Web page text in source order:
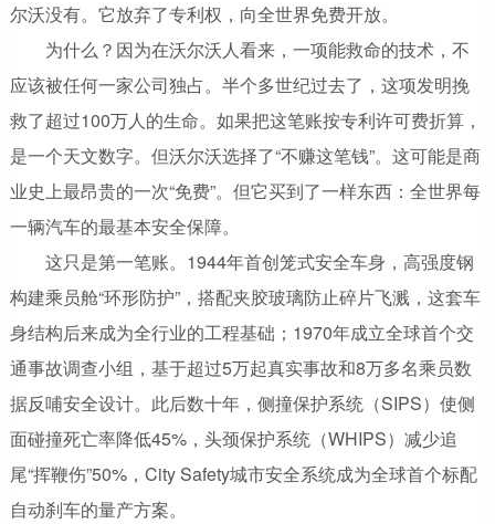
尔沃没有。它放弃了专利权，向全世界免费开放。
为什么？因为在沃尔沃人看来，一项能救命的技术，不
应该被任何一家公司独占。半个多世纪过去了，这项发明挽
救了超过100万人的生命。如果把这笔账按专利许可费折算，
是一个天文数字。但沃尔沃选择了“不赚这笔钱”。这可能是商
业史上最昂贵的一次“免费”。但它买到了一样东西：全世界每
一辆汽车的最基本安全保障。
这只是第一笔账。1944年首创笼式安全车身，高强度钢
构建乘员舱“环形防护”，搭配夹胶玻璃防止碎片飞溅，这套车
身结构后来成为全行业的工程基础；1970年成立全球首个交
通事故调查小组，基于超过5万起真实事故和8万多名乘员数
据反哺安全设计。此后数十年，侧撞保护系统（SIPS）使侧
面碰撞死亡率降低45%，头颈保护系统（WHIPS）减少追
尾“挥鞭伤”50%，City Safety城市安全系统成为全球首个标配
自动刹车的量产方案。